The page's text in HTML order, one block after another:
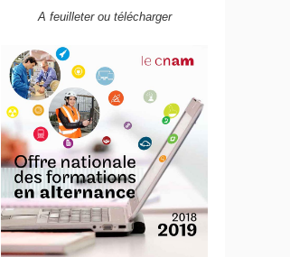
A feuilleter ou télécharger